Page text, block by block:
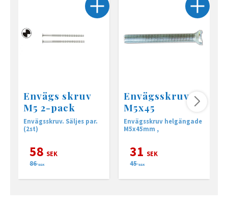
Envägs skruv
M5 2-pack
Envägsskruv. Säljes par.
(2st)
58 SEK
86 SEK
Envägsskruv
M5x45
Envägsskruv helgängade
M5x45mm ,
31 SEK
45 SEK